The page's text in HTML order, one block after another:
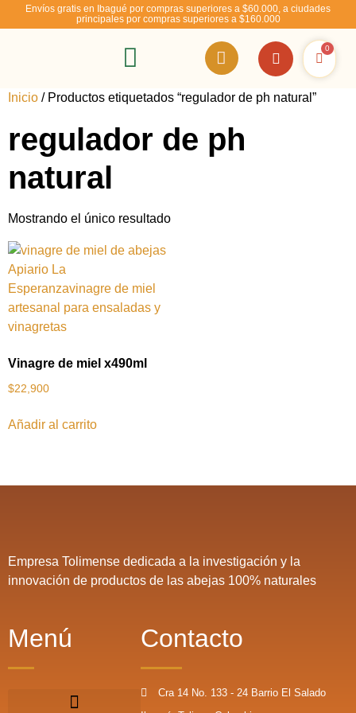
Envíos gratis en Ibagué por compras superiores a $60.000, a ciudades
principales por compras superiores a $160.000
0
Inicio / Productos etiquetados “regulador de ph natural”
regulador de ph
natural
Mostrando el único resultado
Vinagre de miel x490ml
$22,900
Añadir al carrito
Empresa Tolimense dedicada a la investigación y la
innovación de productos de las abejas 100% naturales
Menú Contacto
Cra 14 No. 133 - 24 Barrio El Salado